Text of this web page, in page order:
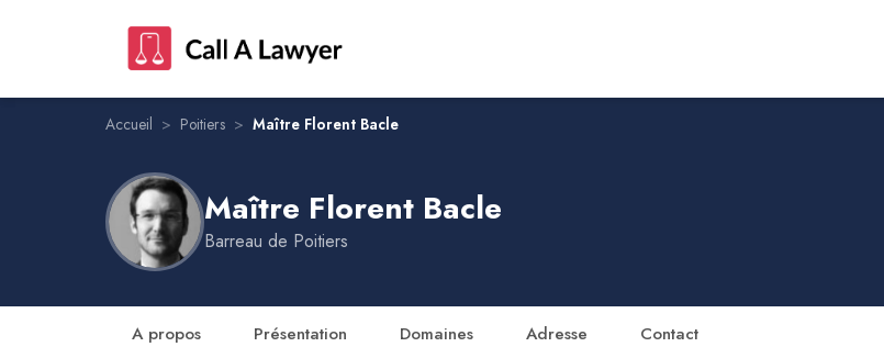
Maître Florent Bacle
Accueil > Poitiers > Maître Florent Bacle
Maître Florent Bacle
Barreau de Poitiers
A propos Présentation Domaines Adresse Contact